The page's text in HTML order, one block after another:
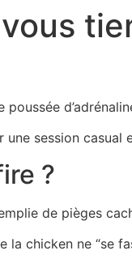
session casual
?
de pièges
chicken ne “se